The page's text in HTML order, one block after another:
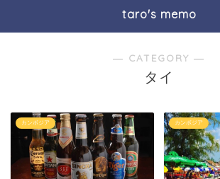
taro's memo
― CATEGORY ―
タイ
カンボジア カンボジア